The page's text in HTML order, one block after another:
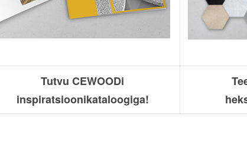
Tutvu CEWOODi
inspiratsioonikataloogiga!